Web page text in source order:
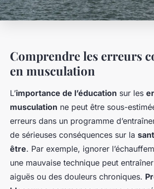
Comprendre les erreurs
en musculation
L’importance de l’éducation sur les
musculation ne peut être sous-
erreurs dans un programme
de sérieuses conséquences sur la
être. Par exemple, ignorer
une mauvaise technique peut
aiguës ou des douleurs chroniques.